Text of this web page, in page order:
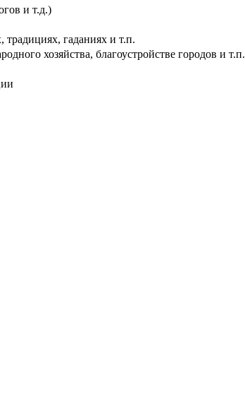
и т.д.)
гаданиях и т.п.
хозяйства, благоустройстве городов и т.п.